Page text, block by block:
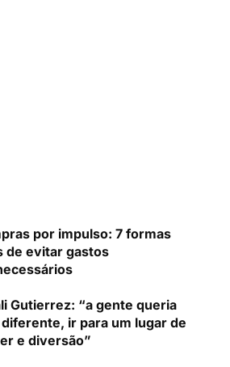
por impulso: 7 formas
de evitar gastos
Gutierrez: “a gente queria
ir para um lugar de
e diversão”